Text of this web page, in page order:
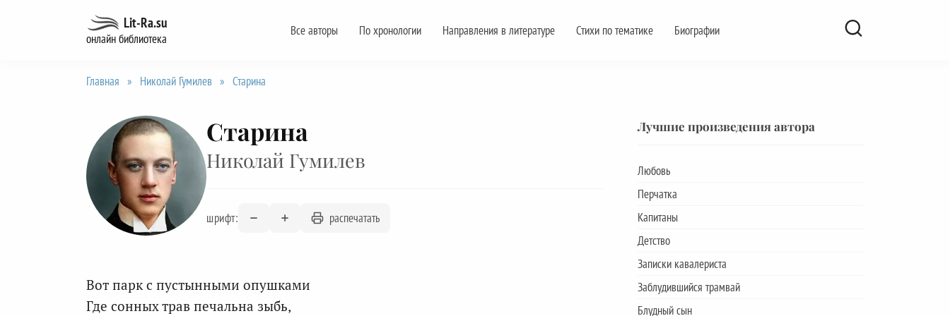
Lit-Ra.su
онлайн библиотека
Все авторы По хронологии Направления в литературе Стихи по тематике Биографии
Главная » Николай Гумилев » Старина
Старина
Николай Гумилев
шрифт: распечатать
Вот парк с пустынными опушками
Где сонных трав печальна зыбь,
Лучшие произведения автора
Любовь
Перчатка
Капитаны
Детство
Записки кавалериста
Заблудившийся трамвай
Блудный сын